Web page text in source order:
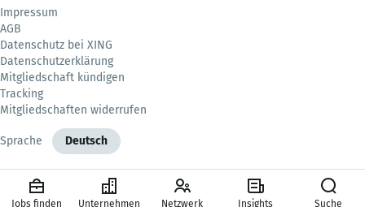
Impressum
AGB
Datenschutz bei XING
Datenschutzerklärung
Mitgliedschaft kündigen
Tracking
Mitgliedschaften widerrufen
Sprache Deutsch
Jobs finden Unternehmen Netzwerk Insights Suche